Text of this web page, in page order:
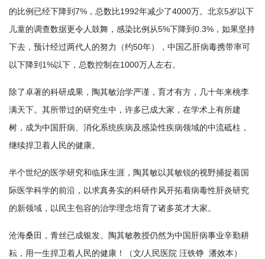
的比例已经下降到7%，总数比1992年减少了4000万。北京5岁以下
儿童的调查数据更令人鼓舞，感染比例从5%下降到0.3%，如果坚持
下去，预计经过两代人的努力（约50年），中国乙肝病毒携带率可
以下降到1%以下，总数控制在1000万人左右。
除了卓著的科研成果，陶其敏治学严谨，育才有方，几十年来桃李
满天下。其所带过的研究生中，许多已成大家，在学术上有所建
树，成为中国肝病、消化系统疾病及感染性疾病领域的中流砥柱，
继续捍卫着人民的健康。
半个世纪的医学研究和临床生涯，陶其敏以其敏锐的视野捕捉着国
际医学科学的前沿，以求真务实的科研作风开拓着病毒性肝炎研究
的新领域，以民主包容的治学理念培育了诸多英才大家。
沧海桑田，青丝已成银发。陶其敏教授仍然为中国肝病事业辛勤耕
耘，用一生捍卫着人民的健康！（文/人民医院 汪铁铮 潘效本）